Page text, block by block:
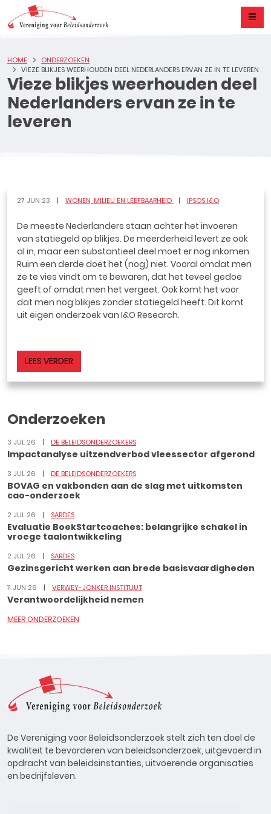
Vieze blikjes weerhouden deel
Nederlanders ervan ze in te
leveren
HOME
ONDERZOEKEN
VIEZE BLIKJES WEERHOUDEN DEEL NEDERLANDERS ERVAN ZE IN TE LEVEREN
27 JUN 23 WONEN, MILIEU EN LEEFBAARHEID IPSOS I&O
De meeste Nederlanders staan achter het invoeren
van statiegeld op blikjes. De meerderheid levert ze ook
al in, maar een substantieel deel moet er nog inkomen.
Ruim een derde doet het (nog) niet. Vooral omdat men
ze te vies vindt om te bewaren, dat het teveel gedoe
geeft of omdat men het vergeet. Ook komt het voor
dat men nog blikjes zonder statiegeld heeft. Dit komt
uit eigen onderzoek van I&O Research.
LEES VERDER
Onderzoeken
3 JUL 26 DE BELEIDSONDERZOEKERS
Impactanalyse uitzendverbod vleessector afgerond
3 JUL 26 DE BELEIDSONDERZOEKERS
BOVAG en vakbonden aan de slag met uitkomsten
cao-onderzoek
2 JUL 26 SARDES
Evaluatie BoekStartcoaches: belangrijke schakel in
vroege taalontwikkeling
2 JUL 26 SARDES
Gezinsgericht werken aan brede basisvaardigheden
11 JUN 26 VERWEY-JONKER INSTITUUT
Verantwoordelijkheid nemen
MEER ONDERZOEKEN
De Vereniging voor Beleidsonderzoek stelt zich ten doel de
kwaliteit te bevorderen van beleidsonderzoek, uitgevoerd in
opdracht van beleidsinstanties, uitvoerende organisaties
en bedrijfsleven.